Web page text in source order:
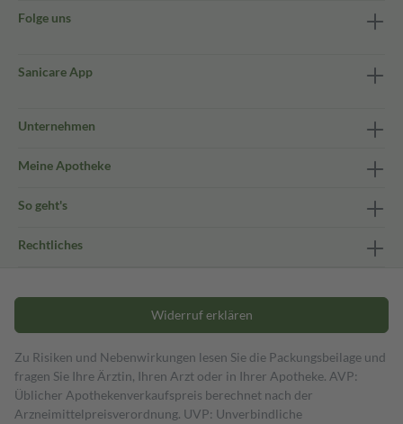
Folge uns
Sanicare App
Unternehmen
Meine Apotheke
So geht's
Rechtliches
Widerruf erklären
Zu Risiken und Nebenwirkungen lesen Sie die Packungsbeilage und
fragen Sie Ihre Ärztin, Ihren Arzt oder in Ihrer Apotheke. AVP:
Üblicher Apothekenverkaufspreis berechnet nach der
Arzneimittelpreisverordnung. UVP: Unverbindliche